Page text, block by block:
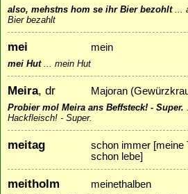
also, mehstns hom se ihr Bier bezohlt...
Bier bezahlt
mei mein
mei Hut... mein Hut
Meira, dr Majoran
Probier mol Meira ans Beffsteck! - Super.
Hackfleisch! - Super.
meitag
schon immer [meine
schon lebe]
meitholm meinethalben